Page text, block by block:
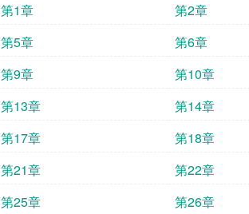
第1章 第2章
第5章
第6章
第9章
第10章
第13章
第14章
第17章
第18章
第21章
第22章
第25章
第26章